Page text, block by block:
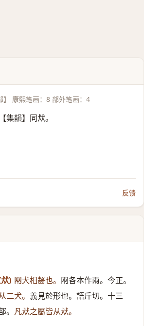
】 康熙笔画：8 部外笔画：4
【集韻】同㹜。
反馈
) 㒳犬相齧也。 㒳各本作兩。今正。
二犬。 義見於形也。語斤切。十三
。 凡㹜之屬皆从㹜。